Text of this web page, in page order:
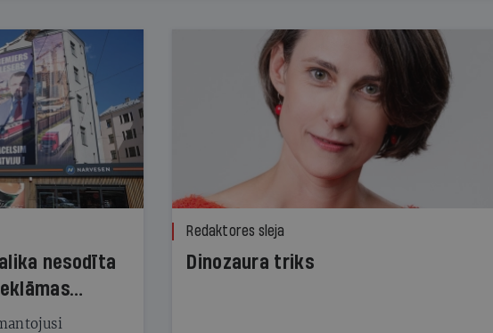
nesodīta
Redaktores sleja
Dinozaura triks